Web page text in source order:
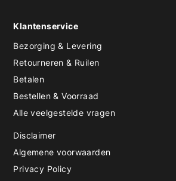
Klantenservice
Bezorging & Levering
Retourneren & Ruilen
Betalen
Bestellen & Voorraad
Alle veelgestelde vragen
Disclaimer
Algemene voorwaarden
Privacy Policy